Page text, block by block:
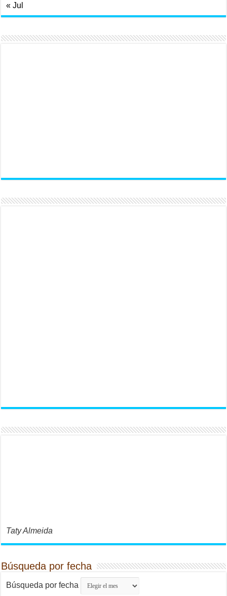
« Jul
Taty Almeida
Búsqueda por fecha
Búsqueda por fecha